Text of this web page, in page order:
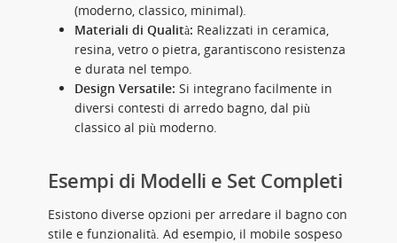
(moderno, classico, minimal).
Materiali di Qualità: Realizzati in ceramica,
resina, vetro o pietra, garantiscono resistenza
e durata nel tempo.
Design Versatile: Si integrano facilmente in
diversi contesti di arredo bagno, dal più
classico al più moderno.
Esempi di Modelli e Set Completi
Esistono diverse opzioni per arredare il bagno con
stile e funzionalità. Ad esempio, il mobile sospeso